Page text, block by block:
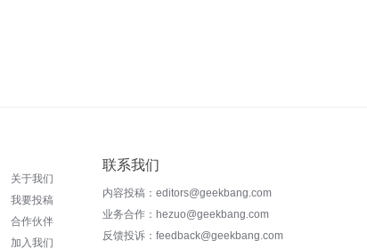
关于我们
我要投稿
合作伙伴
加入我们
联系我们
内容投稿：editors@geekbang.com
业务合作：hezuo@geekbang.com
反馈投诉：feedback@geekbang.com